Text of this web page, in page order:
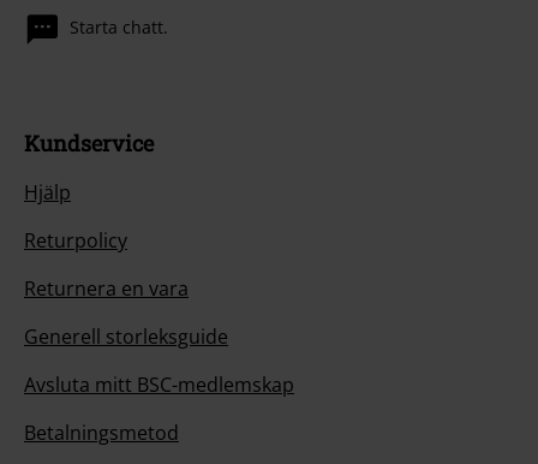
Starta chatt.
Kundservice
Hjälp
Returpolicy
Returnera en vara
Generell storleksguide
Avsluta mitt BSC-medlemskap
Betalningsmetod